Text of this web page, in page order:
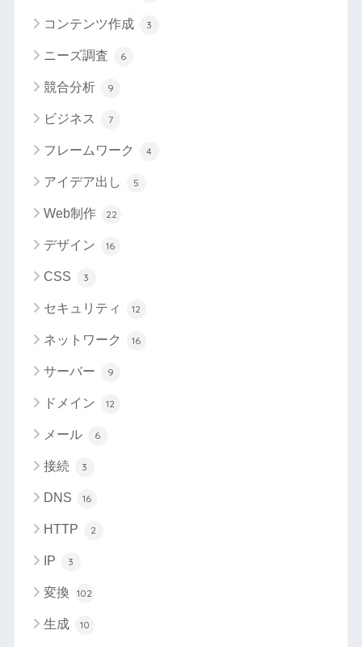
コンテンツ作成 3
ニーズ調査 6
競合分析 9
ビジネス 7
フレームワーク 4
アイデア出し 5
Web制作 22
デザイン 16
CSS 3
セキュリティ 12
ネットワーク 16
サーバー 9
ドメイン 12
メール 6
接続 3
DNS 16
HTTP 2
IP 3
変換 102
生成 10